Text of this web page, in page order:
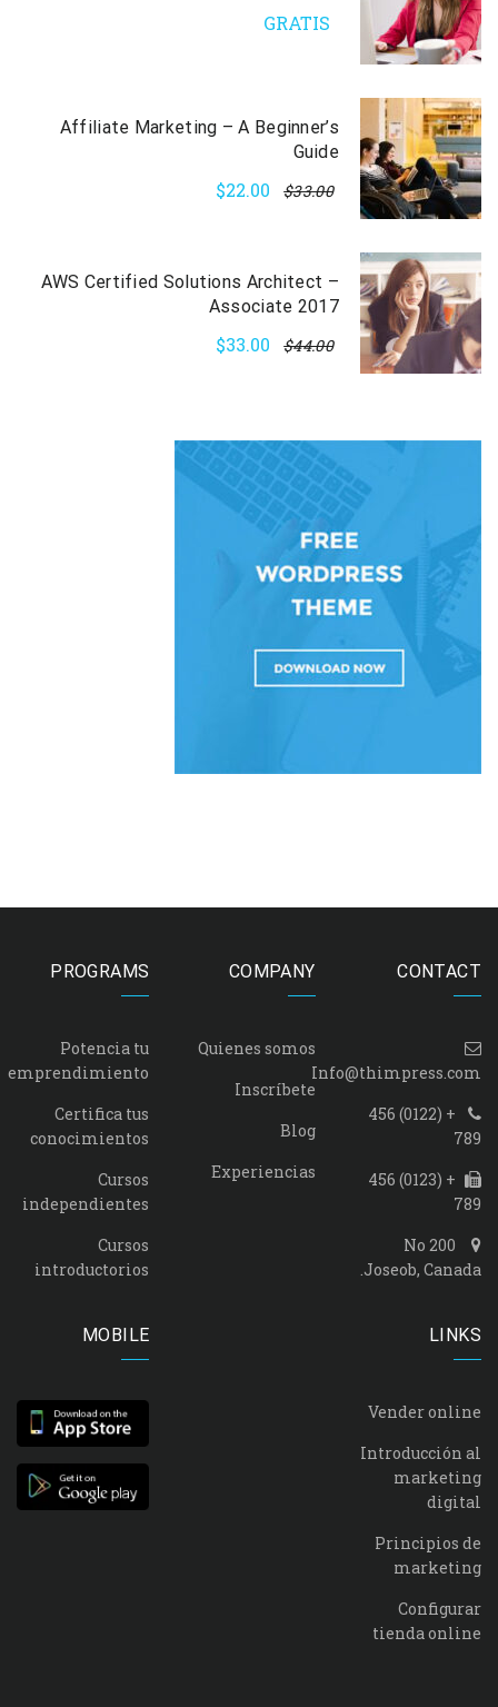
GRATIS
Affiliate Marketing – A Beginner’s
Guide
$33.00
$22.00
AWS Certified Solutions Architect –
Associate 2017
$44.00
$33.00
CONTACT
Info@thimpress.com
+ (0122) 456
789
+ (0123) 456
789
No 200
Joseob, Canada.
COMPANY
Quienes somos
Inscríbete
Blog
Experiencias
PROGRAMS
Potencia tu
emprendimiento
Certifica tus
conocimientos
Cursos
independientes
Cursos
introductorios
LINKS
Vender online
Introducción al
marketing
digital
Principios de
marketing
Configurar
tienda online
MOBILE